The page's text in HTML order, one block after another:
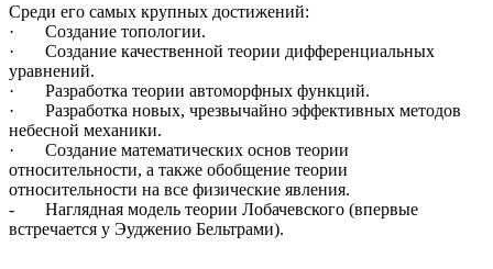
Среди его самых крупных достижений:
· Создание топологии.
· Создание качественной теории дифференциальных
уравнений.
· Разработка теории автоморфных функций.
· Разработка новых, чрезвычайно эффективных методов
небесной механики.
· Создание математических основ теории
относительности, а также обобщение теории
относительности на все физические явления.
- Наглядная модель теории Лобачевского (впервые
встречается у Эудженио Бельтрами).